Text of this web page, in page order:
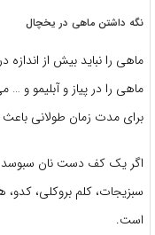
نگه داشتن ماهی در یخچال
ماهی را در پیاز و آبلیمو و
برای مدت زمان طولانی
اگر یک کف دست نان
سبزیجات، کلم بروکلی، کدو،
است.